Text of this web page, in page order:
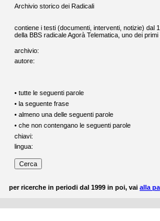
Archivio storico dei Radicali
contiene i testi (documenti, interventi, notizie) dal
della BBS radicaleAgorà Telematica , uno dei
archivio:
autore:
• tutte le seguenti parole
• la seguente frase
• almeno una delle seguenti parole
• che non contengano le seguenti parole
chiavi:
lingua:
per ricerche in periodi dal 1999 in poi, vai alla